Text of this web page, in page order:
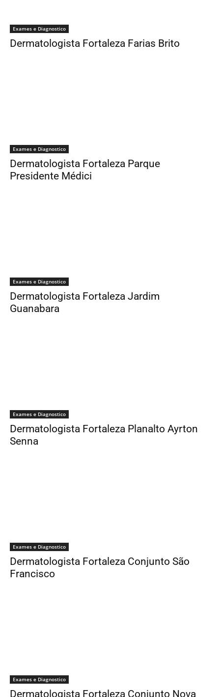
Exames e Diagnostico
Dermatologista Fortaleza Farias Brito
Exames e Diagnostico
Dermatologista Fortaleza Parque
Presidente Médici
Exames e Diagnostico
Dermatologista Fortaleza Jardim
Guanabara
Exames e Diagnostico
Dermatologista Fortaleza Planalto Ayrton
Senna
Exames e Diagnostico
Dermatologista Fortaleza Conjunto São
Francisco
Exames e Diagnostico
Dermatologista Fortaleza Conjunto Nova